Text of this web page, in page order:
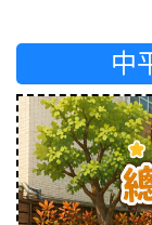
中